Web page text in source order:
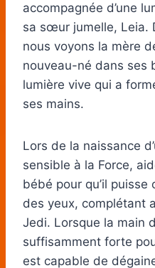
accompagnée d’une
sa sœur jumelle, Leia.
nous voyons la mère
nouveau-né dans ses
lumière vive qui a
ses mains.
Lors de la naissance
sensible à la Force,
bébé pour qu’il
des yeux, complétant
Jedi. Lorsque la main
suffisamment forte
est capable de